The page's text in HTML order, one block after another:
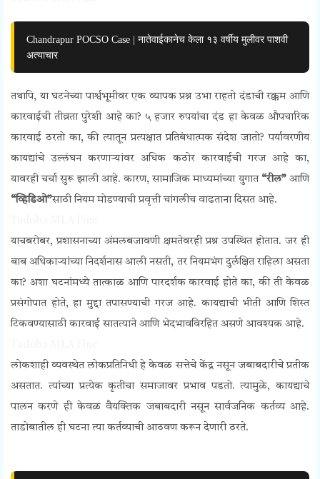
Chandrapur POCSO Case | नातेवाईकानेच केला १३ वर्षीय मुलीवर पाशवी
अत्याचार
तथापि, या घटनेच्या पार्श्वभूमीवर एक व्यापक प्रश्न उभा राहतो दंडाची रक्कम आणि
कारवाईची तीव्रता पुरेशी आहे का? ५ हजार रुपयांचा दंड हा केवळ औपचारिक
कारवाई ठरतो का, की त्यातून प्रत्यक्षात प्रतिबंधात्मक संदेश जातो? पर्यावरणीय
कायद्यांचे उल्लंघन करणाऱ्यांवर अधिक कठोर कारवाईची गरज आहे का,
यावरही चर्चा सुरू झाली आहे. कारण, सामाजिक माध्यमांच्या युगात “रील”आणि
“व्हिडिओ”साठी नियम मोडण्याची प्रवृत्ती चांगलीच वाढताना दिसत आहे.
याचबरोबर, प्रशासनाच्या अंमलबजावणी क्षमतेवरही प्रश्न उपस्थित होतात. जर ही
बाब अधिकाऱ्यांच्या निदर्शनास आली नसती, तर नियमभंग दुर्लक्षित राहिला असता
का? अशा घटनांमध्ये तात्काळ आणि पारदर्शक कारवाई होते का, की ती केवळ
प्रसंगोपात होते, हा मुद्दा तपासण्याची गरज आहे. कायद्याची भीती आणि शिस्त
टिकवण्यासाठी कारवाई सातत्याने आणि भेदभावविरहित असणे आवश्यक आहे.
लोकशाही व्यवस्थेत लोकप्रतिनिधी हे केवळ सत्तेचे केंद्र नसून जबाबदारीचे प्रतीक
असतात. त्यांच्या प्रत्येक कृतीचा समाजावर प्रभाव पडतो. त्यामुळे, कायद्याचे
पालन करणे ही केवळ वैयक्तिक जबाबदारी नसून सार्वजनिक कर्तव्य आहे.
ताडोबातील ही घटना त्या कर्तव्याची आठवण करून देणारी ठरते.